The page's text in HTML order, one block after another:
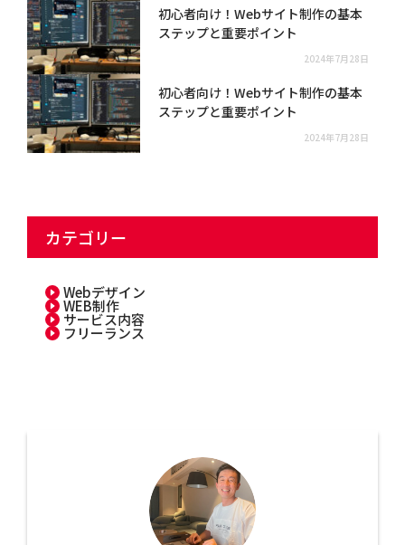
初心者向け！Webサイト制作の基本
ステップと重要ポイント
2024年7月28日
初心者向け！Webサイト制作の基本
ステップと重要ポイント
2024年7月28日
カテゴリー
Webデザイン
WEB制作
サービス内容
フリーランス